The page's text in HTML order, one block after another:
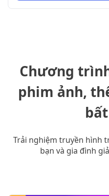
Chương
phim ảnh,
Trải nghiệm truyền hình
bạn và gia đình